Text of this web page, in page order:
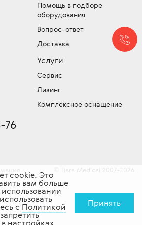
–
что входит в эту
действует гибкая система
проводятся
и действуют другие
предложения. Следите
оригинальных
техники.
для обслуживания и
и команду
специалистов
техники. Работы
стандартам
Доставляем
в сервисный центр -
Помощь в подборе
оборудования
Вопрос-ответ
Доставка
Услуги
Сервис
Лизинг
Комплексное оснащение
76
cookie. Это
вам больше
с Политикой Принять